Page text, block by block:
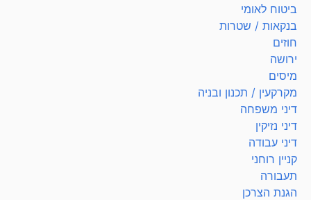
ביטוח לאומי
בנקאות / שטרות
חוזים
ירושה
מיסים
מקרקעין / תכנון ובניה
דיני משפחה
דיני נזיקין
דיני עבודה
קניין רוחני
תעבורה
הגנת הצרכן